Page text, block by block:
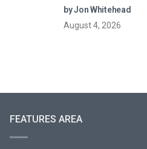
by Jon Whitehead
August 4, 2026
FEATURES AREA